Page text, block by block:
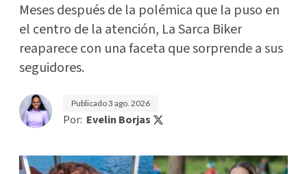
Meses después de la polémica que la puso en
el centro de la atención, La Sarca Biker
reaparece con una faceta que sorprende a sus
seguidores.
Publicado3 ago. 2026
Por: Evelin Borjas